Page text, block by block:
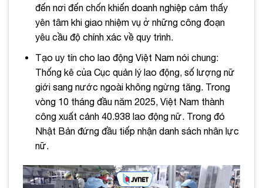
đến nơi đến chốn khiến doanh nghiệp cảm thấy
yên tâm khi giao nhiệm vụ ở những công đoạn
yêu cầu độ chính xác về quy trình.
Tạo uy tín cho lao động Việt Nam nói chung:
Thống kê của Cục quản lý lao động, số lượng nữ
giới sang nước ngoài không ngừng tăng. Trong
vòng 10 tháng đầu năm 2025, Việt Nam thành
công xuất cảnh 40.938 lao động nữ. Trong đó
Nhật Bản đứng đầu tiếp nhận danh sách nhân lực
nữ.